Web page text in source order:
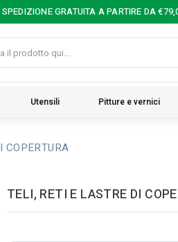
GRATUITA A PARTIRE DA
Utensili Pitture e vernici
COPERTURA
TELI, RETI E LASTRE DI